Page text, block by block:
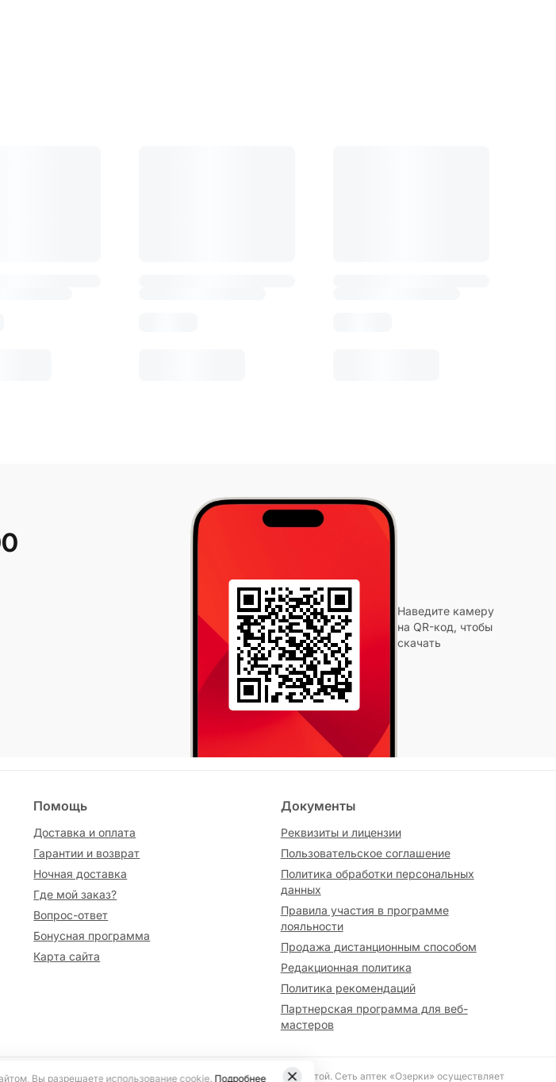
Наведите камеру
на QR-код, чтобы
скачать
Помощь
Доставка и оплата
Гарантии и возврат
Ночная доставка
Где мой заказ?
Вопрос-ответ
Бонусная программа
Карта сайта
Документы
Реквизиты и лицензии
Пользовательское соглашение
Политика обработки персональных
данных
Правила участия в программе
лояльности
Продажа дистанционным способом
Редакционная политика
Политика рекомендаций
Партнерская программа для веб-
мастеров
ознакомительный характер и не является публичной офертой. Сеть аптек «Озерки» осуществляет
Вы разрешаете использование cookie. Подробнее